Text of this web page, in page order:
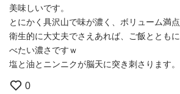
美味しいです。
とにかく具沢山で味が濃く、ボリューム満点
衛生的に大丈夫でさえあれば、ご飯ととも
べたい濃さですｗ
塩と油とニンニクが脳天に突き刺さります。
0